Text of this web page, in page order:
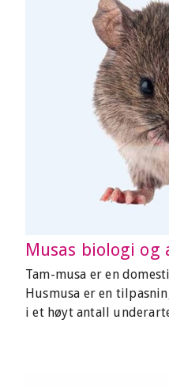
Musas biologi og
Tam-musa er en
Husmusa er en
i et høyt antall